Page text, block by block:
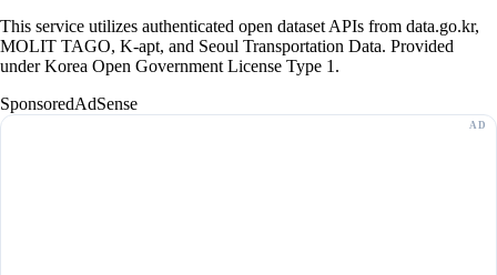
This service utilizes authenticated open dataset APIs from data.go.kr,
MOLIT TAGO, K-apt, and Seoul Transportation Data. Provided
under Korea Open Government License Type 1.
SponsoredAdSense